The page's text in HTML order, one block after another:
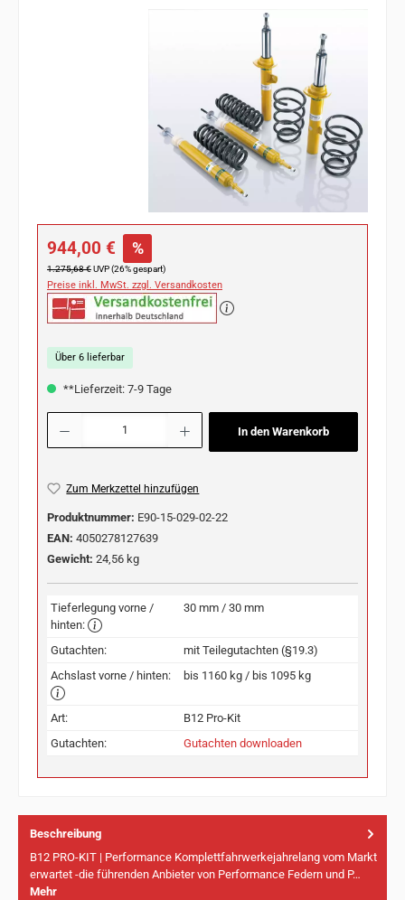
Verkaufspreis:
944,00 € %
Regulärer Preis:
1.275,68 €UVP (26% gespart)
Preise inkl. MwSt. zzgl. Versandkosten
Über 6 lieferbar
**Lieferzeit: 7-9 Tage
Produkt Anzahl: Gib den gewünschten Wert ein oder benutze die Schaltflächen
In den Warenkorb
Zum Merkzettel hinzufügen
Produktnummer: E90-15-029-02-22
EAN: 4050278127639
Gewicht: 24,56 kg
Tieferlegung vorne /
hinten:
30 mm / 30 mm
Gutachten:
mit Teilegutachten (§19.3)
Achslast vorne / hinten:
bis 1160 kg / bis 1095 kg
Art:
B12 Pro-Kit
Gutachten:
Gutachten downloaden
Beschreibung
B12 PRO-KIT | Performance Komplettfahrwerkejahrelang vom Markt
erwartet -die führenden Anbieter von Performance Federn und P…
Mehr